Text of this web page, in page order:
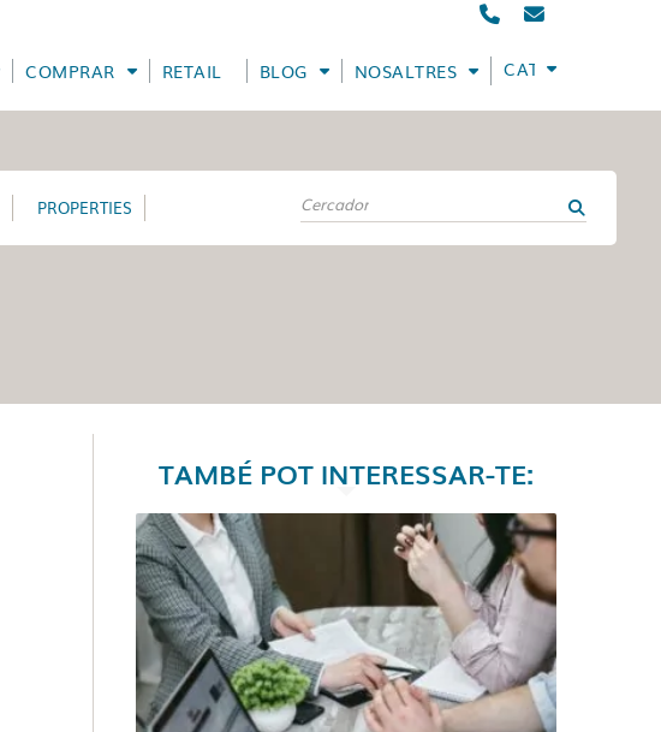
COMPRAR RETAIL BLOG NOSALTRES CATALÀ
PROPERTIES
TAMBÉ POT INTERESSAR-TE: